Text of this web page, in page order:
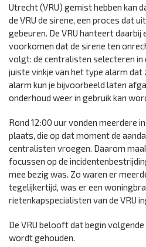
Utrecht (VRU) gemist hebben kan
de VRU de sirene, een proces dat
gebeuren. De VRU hanteert
voorkomen dat de sirene ten
volgt: de centralisten selecteren in
juiste vinkje van het type alarm dat
alarm kun je bijvoorbeeld laten
onderhoud weer in gebruik kan
Rond 12:00 uur vonden meerdere
plaats, die op dat moment de
centralisten vroegen. Daarom
focussen op de
mee bezig was. Zo waren er
tegelijkertijd, was er een
rietenkapspecialisten van de VRU
De VRU belooft dat begin
wordt gehouden.